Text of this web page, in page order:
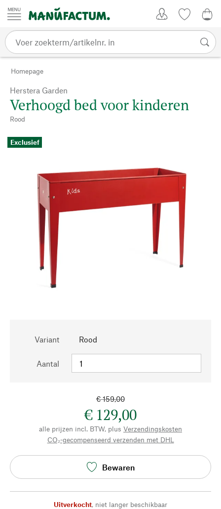
Passer au contenu
Homepage
Herstera Garden
Verhoogd bed voor kinderen
Rood
Exclusief
Variant Rood
Aantal
€ 159,00
€ 129,00
alle prijzen incl. BTW, plus Verzendingskosten
CO₂-gecompenseerd verzenden met DHL
Bewaren
Uitverkocht, niet langer beschikbaar